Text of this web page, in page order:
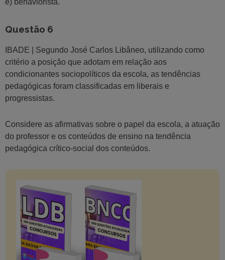
e) behaviorista.
Questão 6
IBADE | Segundo José Carlos Libâneo, utilizando como
critério a posição que adotam em relação aos
condicionantes sociopolíticos da escola, as tendências
pedagógicas foram classificadas em liberais e
progressistas.
Considere as afirmativas sobre o papel da escola, a atuação
do professor e os conteúdos de ensino na tendência
pedagógica crítico-social dos conteúdos.